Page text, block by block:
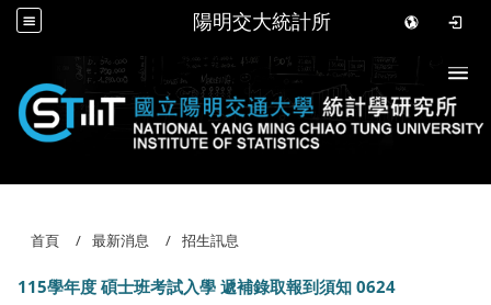
陽明交大統計所
首頁 最新消息 招生訊息
115學年度 碩士班考試入學 遞補錄取報到須知 0624